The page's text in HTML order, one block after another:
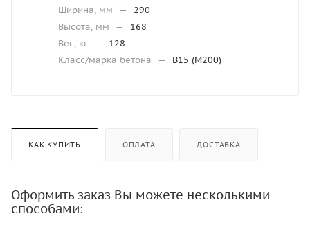
Ширина, мм
—
290
Высота, мм
—
168
Вес, кг —
128
Класс/марка бетона
— В15 (М200)
КАК КУПИТЬ ОПЛАТА ДОСТАВКА
Оформить заказ Вы можете несколькими
способами: